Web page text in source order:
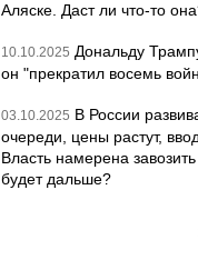
Аляске. Даст ли что-то
10.10.2025 Дональду
он "прекратил восемь
03.10.2025 В России
очереди, цены растут,
Власть намерена
будет дальше?